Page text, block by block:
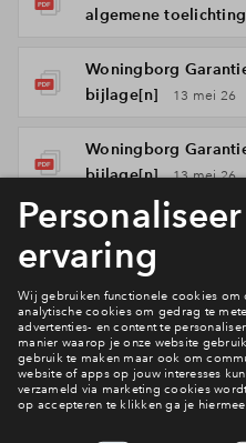
algemene toelichting
Woningborg
bijlage[n]
13 mei 26
Woningborg
bijlage[n]
13 mei 26
Woningborg
algemene